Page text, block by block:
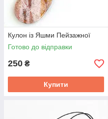
Кулон із Яшми Пейзажної
Готово до відправки
250 ₴
Купити